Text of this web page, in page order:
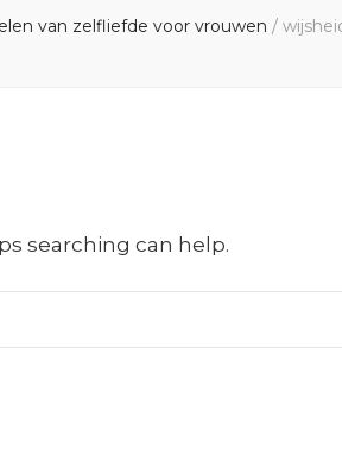
van zelfliefde voor vrouwen /
searching can help.